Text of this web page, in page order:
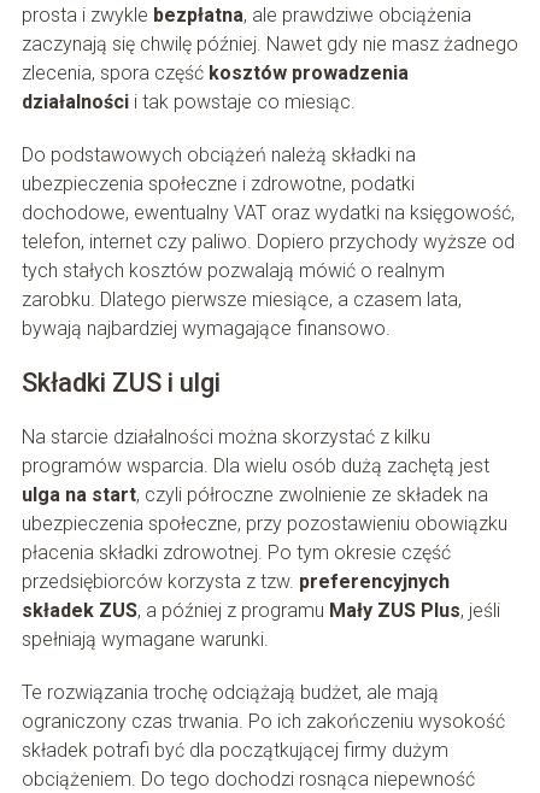
prosta i zwykle bezpłatna, ale prawdziwe obciążenia
zaczynają się chwilę później. Nawet gdy nie masz żadnego
zlecenia, spora część kosztów prowadzenia
działalnościi tak powstaje co miesiąc.
Do podstawowych obciążeń należą składki na
ubezpieczenia społeczne i zdrowotne, podatki
dochodowe, ewentualny VAT oraz wydatki na księgowość,
telefon, internet czy paliwo. Dopiero przychody wyższe od
tych stałych kosztów pozwalają mówić o realnym
zarobku. Dlatego pierwsze miesiące, a czasem lata,
bywają najbardziej wymagające finansowo.
Składki ZUS i ulgi
Na starcie działalności można skorzystać z kilku
programów wsparcia. Dla wielu osób dużą zachętą jest
ulga na start, czyli półroczne zwolnienie ze składek na
ubezpieczenia społeczne, przy pozostawieniu obowiązku
płacenia składki zdrowotnej. Po tym okresie część
przedsiębiorców korzysta z tzw. preferencyjnych
składek ZUS, a później z programu Mały ZUS Plus, jeśli
spełniają wymagane warunki.
Te rozwiązania trochę odciążają budżet, ale mają
ograniczony czas trwania. Po ich zakończeniu wysokość
składek potrafi być dla początkującej firmy dużym
obciążeniem. Do tego dochodzi rosnąca niepewność